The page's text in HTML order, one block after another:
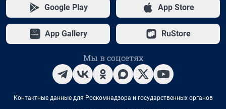
Google Play App Store
App Gallery RuStore
Мы в соцсетях
Контактные данные для Роскомнадзора и государственных органов